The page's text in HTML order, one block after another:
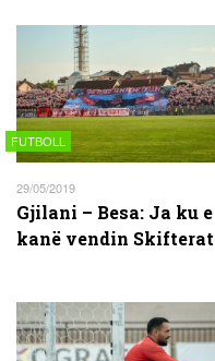
FUTBOLL
29/05/2019
Gjilani – Besa: Ja ku e
kanë vendin Skifterat